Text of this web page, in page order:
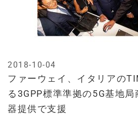
ファーウェイ、イタリアの
る3GPP標準準拠の5G基地
器提供で支援
2018-10-04